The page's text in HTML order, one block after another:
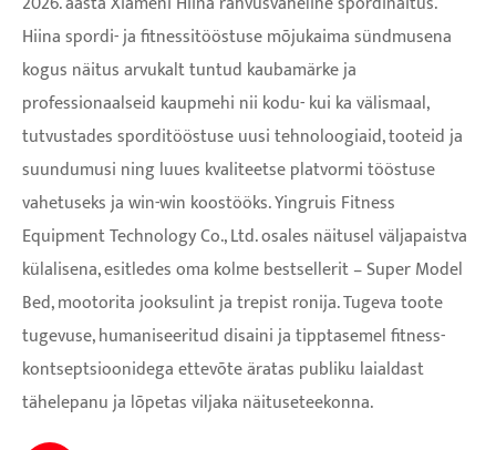
Hiina spordi- ja fitnessitööstuse mõjukaima sündmusena
kogus näitus arvukalt tuntud kaubamärke ja
professionaalseid kaupmehi nii kodu- kui ka välismaal,
tutvustades sporditööstuse uusi tehnoloogiaid, tooteid ja
suundumusi ning luues kvaliteetse platvormi tööstuse
vahetuseks ja win-win koostööks. Yingruis Fitness
Equipment Technology Co., Ltd. osales näitusel väljapaistva
külalisena, esitledes oma kolme bestsellerit – Super Model
Bed, mootorita jooksulint ja trepist ronija. Tugeva toote
tugevuse, humaniseeritud disaini ja tipptasemel fitness-
kontseptsioonidega ettevõte äratas publiku laialdast
tähelepanu ja lõpetas viljaka näituseteekonna.